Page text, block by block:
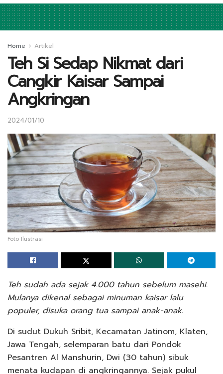
Home Artikel
Teh Si Sedap Nikmat dari
Cangkir Kaisar Sampai
Angkringan
2024/01/10
Foto Ilustrasi
Teh sudah ada sejak 4.000 tahun sebelum masehi.
Mulanya dikenal sebagai minuman kaisar lalu
populer, disuka orang tua sampai anak-anak.
Di sudut Dukuh Sribit, Kecamatan Jatinom, Klaten,
Jawa Tengah, selemparan batu dari Pondok
Pesantren Al Manshurin, Dwi (30 tahun) sibuk
menata kudapan di angkringannya. Sejak pukul